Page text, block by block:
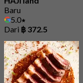
Baru
5.0
Dari ฿ 372.5